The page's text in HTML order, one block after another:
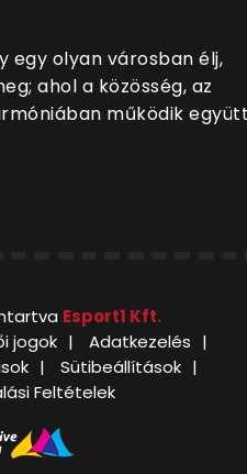
egy olyan városban élj,
ahol a közösség, az
működik
Esport1 Kft.
jogok
Adatkezelés
Sütibeállítások
Feltételek